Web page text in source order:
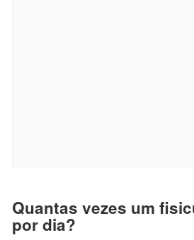
Quantas vezes um
por dia?